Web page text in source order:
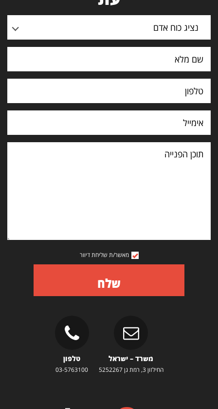
נציג כוח אדם
תוכן
הפנייה
מאשר/ת שליחת דיוור
שלח
משרד – ישראל
החילזון 3, רמת גן 5252267
טלפון
03-5763100